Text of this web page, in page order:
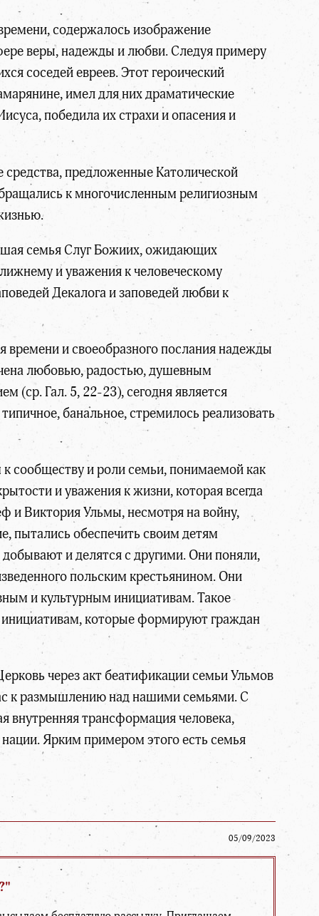
содержалось изображение
веры, надежды и любви. Следуя примеру
соседей евреев. Этот героический
имел для них драматические
победила их страхи и опасения и
предложенные Католической
к многочисленным религиозным
семья Слуг Божиих, ожидающих
и уважения к человеческому
Декалога и заповедей любви к
и своеобразного послания надежды
любовью, радостью, душевным
(ср. Гал. 5, 22-23), сегодня является
банальное, стремилось реализовать
сообществу и роли семьи, понимаемой как
и уважения к жизни, которая всегда
и Виктория Ульмы, несмотря на войну,
пытались обеспечить своим детям
и делятся с другими. Они поняли,
польским крестьянином. Они
и культурным инициативам. Такое
которые формируют граждан
через акт беатификации семьи Ульмов
к размышлению над нашими семьями. С
внутренняя трансформация человека,
Ярким примером этого есть семья
05/09/2023